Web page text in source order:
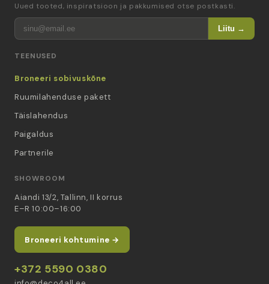
Uued tooted, inspiratsioon ja pakkumised otse postkasti.
Liitu →
TEENUSED
Broneeri sobivuskõne
Ruumilahenduse pakett
Täislahendus
Paigaldus
Partnerile
SHOWROOM
Aiandi 13/2, Tallinn, II korrus
E–R 10:00–16:00
Broneeri kohtumine →
+372 5590 0380